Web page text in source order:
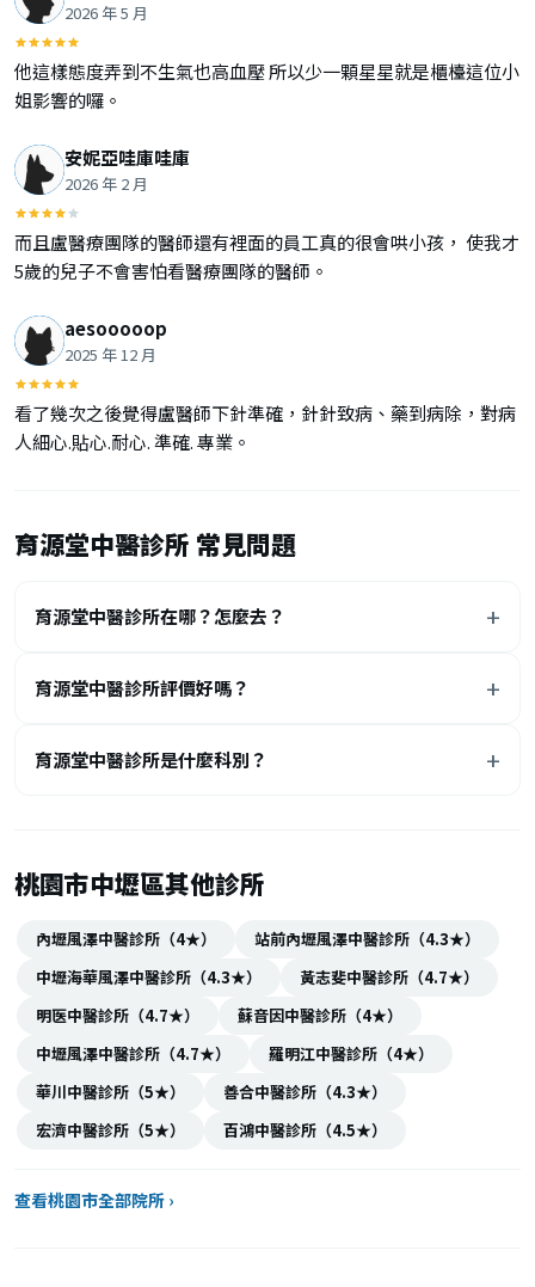
2026 年 5 月
他這樣態度弄到不生氣也高血壓 所以少一顆星星就是櫃檯這位小
姐影響的囉。
安妮亞哇庫哇庫
2026 年 2 月
而且盧醫療團隊的醫師還有裡面的員工真的很會哄小孩， 使我才
5歲的兒子不會害怕看醫療團隊的醫師。
aesooooop
2025 年 12 月
看了幾次之後覺得盧醫師下針準確，針針致病、藥到病除，對病
人細心.貼心.耐心. 準確. 專業。
育源堂中醫診所 常見問題
育源堂中醫診所在哪？怎麼去？
育源堂中醫診所評價好嗎？
育源堂中醫診所是什麼科別？
桃園市中壢區其他診所
內壢風澤中醫診所（4★）
站前內壢風澤中醫診所（4.3★）
中壢海華風澤中醫診所（4.3★）
黃志斐中醫診所（4.7★）
明医中醫診所（4.7★）
蘇音因中醫診所（4★）
中壢風澤中醫診所（4.7★）
羅明江中醫診所（4★）
華川中醫診所（5★）
善合中醫診所（4.3★）
宏濟中醫診所（5★）
百鴻中醫診所（4.5★）
查看桃園市全部院所 ›